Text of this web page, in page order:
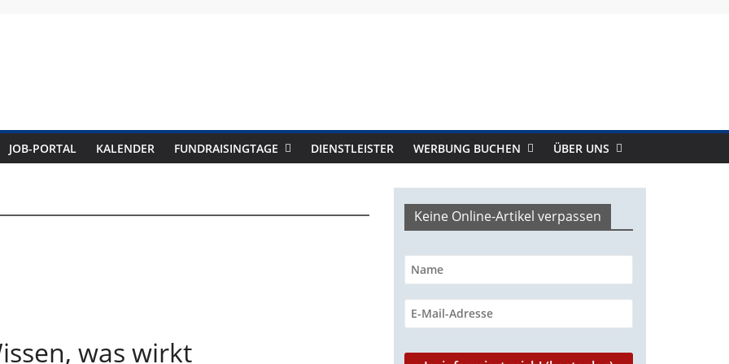
JOB-PORTAL KALENDER FUNDRAISINGTAGE DIENSTLEISTER WERBUNG BUCHEN ÜBER UNS
was wirkt
Keine Online-Artikel verpassen